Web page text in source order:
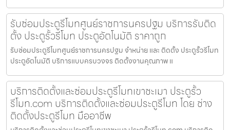
รับซ่อมประตูรีโมทศูนย์ราชการนครปฐม บริการรับติด
ตั้ง ประตูรั้วรีโมท ประตูอัตโนมัติ ราคาถูก
รับซ่อมประตูรีโมทศูนย์ราชการนครปฐม จำหน่าย และ ติดตั้ง ประตูรั้วรีโมท
ประตูอัตโนมัติ บริการแบบครบวงจร ติดตั้งงานคุณภาพ แ
บริการติดตั้งและซ่อมประตูรีโมทเขาชะเมา ประตูรั้ว
รีโมท.com บริการติดตั้งและซ่อมประตูรีโมท โดย ช่าง
ติดตั้งประตูรีโมท มืออาชีพ